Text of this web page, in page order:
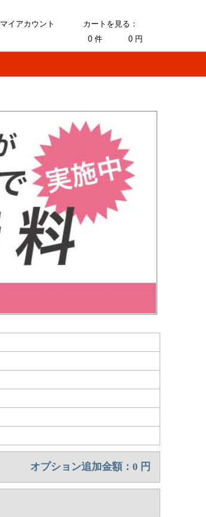
マイアカウント
カートを見る：
0 件 0 円
オプション追加金額： 0 円